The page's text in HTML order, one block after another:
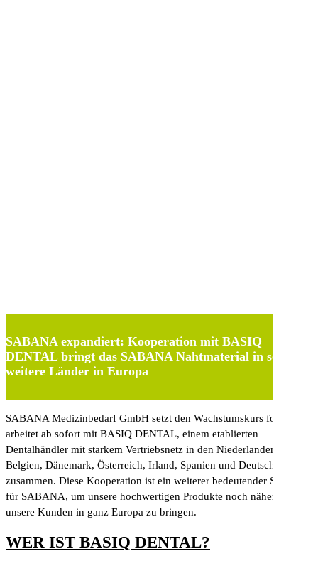
SABANA expandiert: Kooperation mit BASIQ
DENTAL bringt das SABANA Nahtmaterial in sechs
weitere Länder in Europa
SABANA Medizinbedarf GmbH setzt den Wachstumskurs fort und
arbeitet ab sofort mit BASIQ DENTAL, einem etablierten
Dentalhändler mit starkem Vertriebsnetz in den Niederlanden,
Belgien, Dänemark, Österreich, Irland, Spanien und Deutschland
zusammen. Diese Kooperation ist ein weiterer bedeutender Schritt
für SABANA, um unsere hochwertigen Produkte noch näher an
unsere Kunden in ganz Europa zu bringen.
WER IST BASIQ DENTAL?